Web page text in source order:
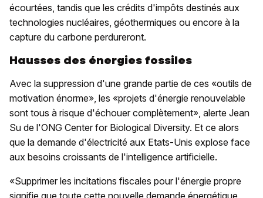
écourtées, tandis que les crédits d'impôts destinés aux
technologies nucléaires, géothermiques ou encore à la
capture du carbone perdureront.
Hausses des énergies fossiles
Avec la suppression d'une grande partie de ces «outils de
motivation énorme», les «projets d'énergie renouvelable
sont tous à risque d'échouer complètement», alerte Jean
Su de l'ONG Center for Biological Diversity. Et ce alors
que la demande d'électricité aux Etats-Unis explose face
aux besoins croissants de l'intelligence artificielle.
«Supprimer les incitations fiscales pour l'énergie propre